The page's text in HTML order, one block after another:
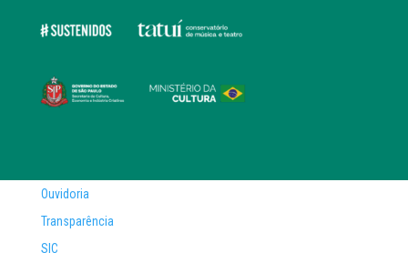
Ouvidoria
Transparência
SIC